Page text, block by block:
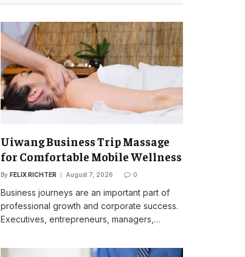
Uiwang Business Trip Massage
for Comfortable Mobile Wellness
By FELIX RICHTER August 7, 2026 0
Business journeys are an important part of
professional growth and corporate success.
Executives, entrepreneurs, managers,…